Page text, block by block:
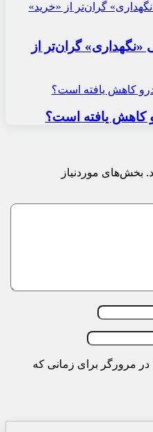
گران‌تر از
کاهش یافته است؟
بخش‌های موردنیاز
در مرورگر برای زمانی که